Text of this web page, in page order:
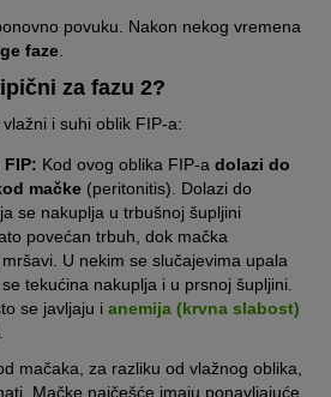
povuku. Nakon nekog vremena
faze
za fazu 2?
i suhi oblik FIP-a:
Kod ovog oblika FIP-a dolazi do
mačke (peritonitis). Dolazi do
se nakuplja u trbušnoj šupljini
povećan trbuh, dok mačka
U nekim se slučajevima upala
tekućina nakuplja i u prsnoj šupljini.
se javljaju i anemija (krvna slabost)
mačaka, za razliku od vlažnog oblika,
Mačke najčešće imaju ponavljajuće